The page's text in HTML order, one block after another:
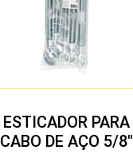
ESTICADOR PARA
CABO DE AÇO 5/8″